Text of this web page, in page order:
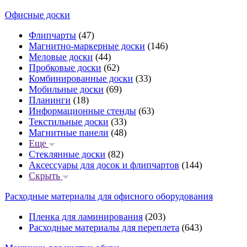
Офисные доски
Флипчарты (47)
Магнитно-маркерные доски (146)
Меловые доски (44)
Пробковые доски (62)
Комбинированные доски (33)
Мобильные доски (69)
Планинги (18)
Информационные стенды (63)
Текстильные доски (33)
Магнитные панели (48)
Еще
Стеклянные доски (82)
Аксессуары для досок и флипчартов (144)
Скрыть
Расходные материалы для офисного оборудования
Пленка для ламинирования (203)
Расходные материалы для переплета (643)